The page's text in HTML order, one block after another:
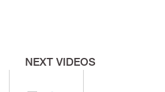
NEXT VIDEOS